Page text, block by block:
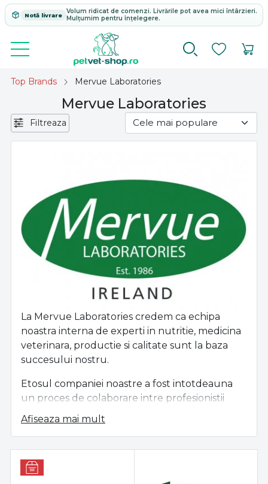
Notă livrare
Volum ridicat de comenzi. Livrările pot avea mici întârzieri.
Mulțumim pentru înțelegere.
Top Brands Mervue Laboratories
Mervue Laboratories
Filtreaza
La Mervue Laboratories credem ca echipa
noastra interna de experti in nutritie, medicina
veterinara, productie si calitate sunt la baza
succesului nostru.
Etosul companiei noastre a fost intotdeauna
un proces de colaborare intre profesionistii
nostri si clientii nostri din intreaga lume.
Recunoastem ca lucrand impreuna putem
Am pus un accent foarte puternic pe
cercetare si dezvoltare si ne-am angajat
Afiseaza mai mult